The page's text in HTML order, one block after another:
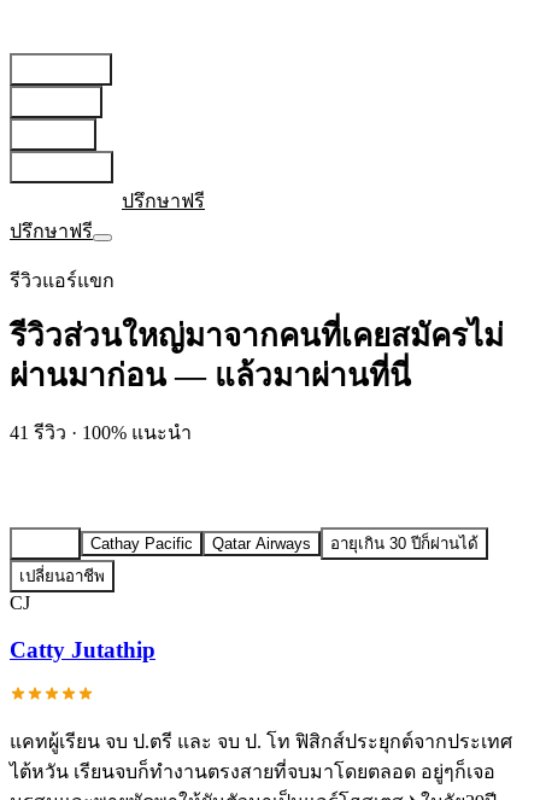
ปรึกษาฟรี
ปรึกษาฟรี
รีวิวแอร์แขก
รีวิวส่วนใหญ่มาจากคนที่เคยสมัครไม่
ผ่านมาก่อน — แล้วมาผ่านที่นี่
41 รีวิว · 100% แนะนำ
Cathay Pacific Qatar Airways
อายุเกิน 30 ปีก็ผ่านได้
เปลี่ยนอาชีพ
CJ
Catty Jutathip
แคทผู้เรียน จบ ป.ตรี และ จบ ป. โท ฟิสิกส์ประยุกต์จากประเทศ
ไต้หวัน เรียนจบก็ทำงานตรงสายที่จบมาโดยตลอด อยู่ๆก็เจอ